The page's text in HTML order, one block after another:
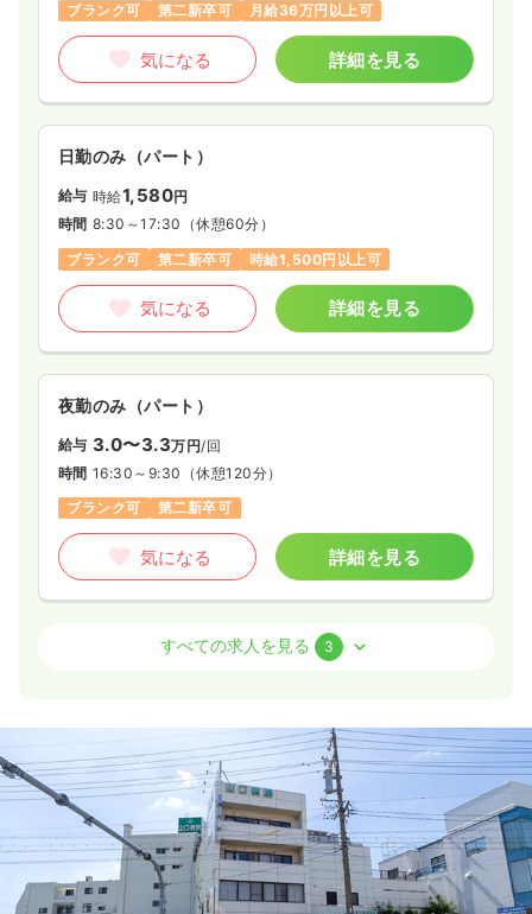
ブランク可
第二新卒可 月給36万円以上可
気になる 詳細を見る
日勤のみ（パート）
給与 時給1,580円
時間 8:30～17:30 （休憩60分）
ブランク可
第二新卒可 時給1,500円以上可
気になる 詳細を見る
夜勤のみ（パート）
給与 3.0〜3.3万円/回
時間 16:30～9:30 （休憩120分）
ブランク可
第二新卒可
気になる 詳細を見る
正・准看護師
賞与4ヶ月
※経験5年の例
時間 8:30～17:30（休憩60分）
日祝休み
月給23万円以上可
気になる 詳細を見る
すべての求人を見る 3